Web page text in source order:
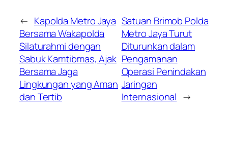
← Kapolda Metro Jaya
Bersama Wakapolda
Silaturahmi dengan
Sabuk Kamtibmas, Ajak
Bersama Jaga
Lingkungan yang Aman
dan Tertib
Satuan Brimob Polda
Metro Jaya Turut
Diturunkan dalam
Pengamanan
Operasi Penindakan
Jaringan
Internasional →